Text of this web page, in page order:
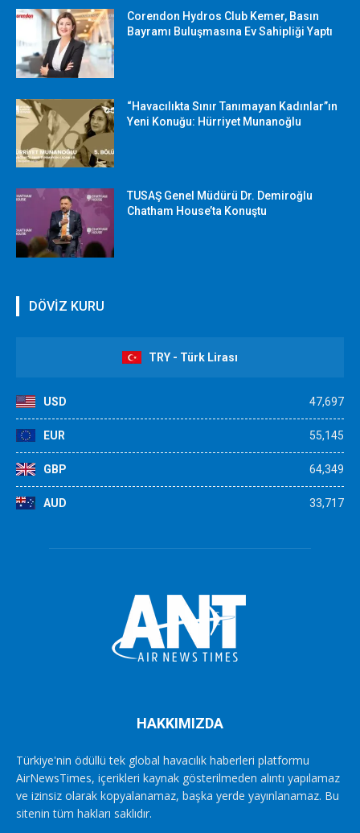
Corendon Hydros Club Kemer, Basın
Bayramı Buluşmasına Ev Sahipliği Yaptı
“Havacılıkta Sınır Tanımayan Kadınlar”ın
Yeni Konuğu: Hürriyet Munanoğlu
TUSAŞ Genel Müdürü Dr. Demiroğlu
Chatham House’ta Konuştu
DÖVİZ KURU
TRY - Türk Lirası
USD 47,697
EUR 55,145
GBP 64,349
AUD 33,717
HAKKIMIZDA
Türkiye'nin ödüllü tek global havacılık haberleri platformu
AirNewsTimes, içerikleri kaynak gösterilmeden alıntı yapılamaz
ve izinsiz olarak kopyalanamaz, başka yerde yayınlanamaz. Bu
sitenin tüm hakları saklıdır.